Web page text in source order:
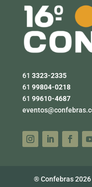
61 3323-2335
61 99804-0218
61 99610-4687
® Confebras